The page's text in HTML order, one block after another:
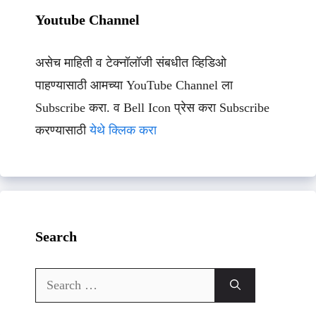
Youtube Channel
असेच माहिती व टेक्नॉलॉजी संबधीत व्हिडिओ
पाहण्यासाठी आमच्या YouTube Channel ला
Subscribe करा. व Bell Icon प्रेस करा Subscribe
करण्यासाठीयेथे क्लिक करा
Search
Search
for: